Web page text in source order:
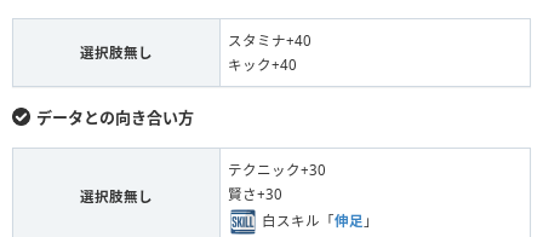
選択肢無し
スタミナ+40
キック+40
データとの向き合い方
選択肢無し
テクニック+30
賢さ+30
白スキル「伸足 」